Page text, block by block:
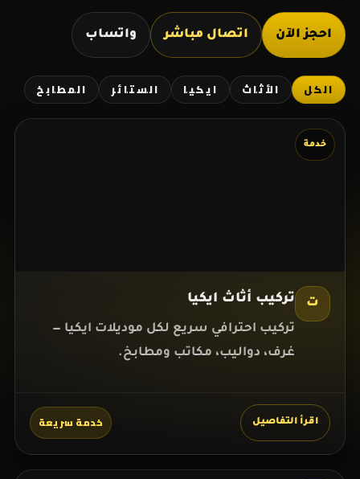
احجز الآن اتصال مباشر واتساب
الكل الأثاث ايكيا الستائر المطابخ
خدمة
ت تركيب أثاث ايكيا
تركيب احترافي سريع لكل موديلات ايكيا —
غرف، دواليب، مكاتب ومطابخ.
اقرأ التفاصيل خدمة سريعة